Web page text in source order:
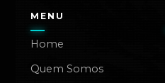
MENU
Home
Quem Somos